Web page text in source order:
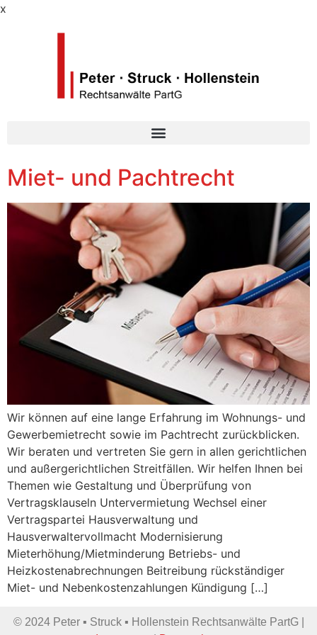
x
Miet- und Pachtrecht
Wir können auf eine lange Erfahrung im Wohnungs- und
Gewerbemietrecht sowie im Pachtrecht zurückblicken.
Wir beraten und vertreten Sie gern in allen gerichtlichen
und außergerichtlichen Streitfällen. Wir helfen Ihnen bei
Themen wie Gestaltung und Überprüfung von
Vertragsklauseln Untervermietung Wechsel einer
Vertragspartei Hausverwaltung und
Hausverwaltervollmacht Modernisierung
Mieterhöhung/Mietminderung Betriebs- und
Heizkostenabrechnungen Beitreibung rückständiger
Miet- und Nebenkostenzahlungen Kündigung […]
© 2024 Peter ▪ Struck ▪ Hollenstein Rechtsanwälte PartG